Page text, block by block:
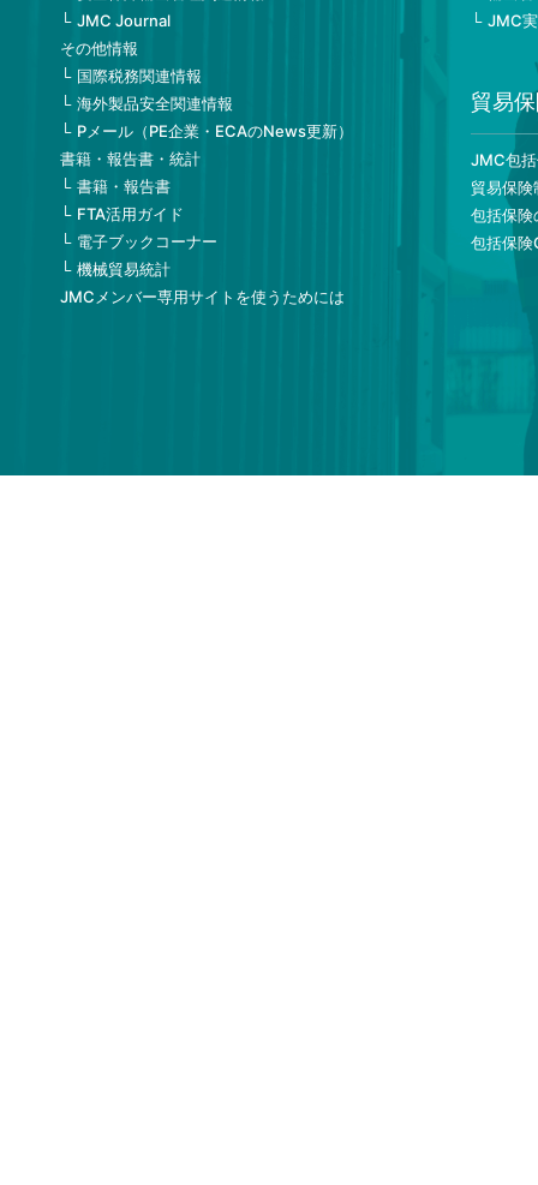
JMC Journal
その他情報
国際税務関連情報
海外製品安全関連情報
Pメール（PE企業・ECAのNews更新）
書籍・報告書・統計
書籍・報告書
FTA活用ガイド
電子ブックコーナー
機械貿易統計
JMCメンバー専用サイトを使うためには
JMC
貿易
JMC包
貿易保険
包括保険
包括保険